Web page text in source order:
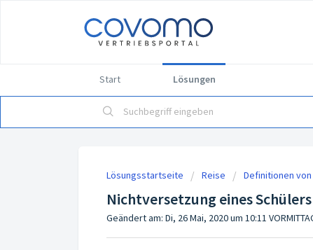
Start Lösungen
Lösungsstartseite Reise Definitionen
Nichtversetzung eines Schülers
Geändert am: Di, 26 Mai, 2020 um 10:11